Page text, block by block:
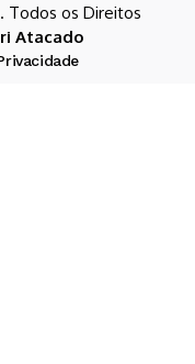
Todos os Direitos
Atacado